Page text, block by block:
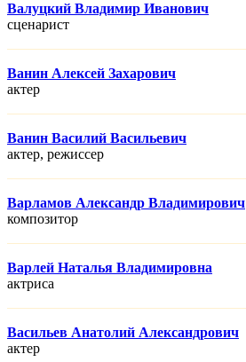
Валуцкий Владимир Иванович
сценарист
Ванин Алексей Захарович
актер
Ванин Василий Васильевич
актер, режисcер
Варламов Александр Владимирович
композитор
Варлей Наталья Владимировна
актриса
Васильев Анатолий Александрович
актер